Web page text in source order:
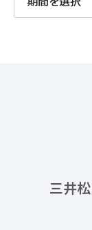
三井